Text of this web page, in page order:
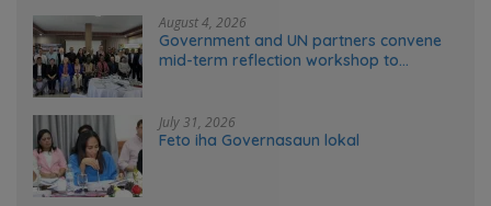
August 4, 2026
Government and UN partners convene
mid-term reflection workshop to
July 31, 2026
Feto iha Governasaun lokal